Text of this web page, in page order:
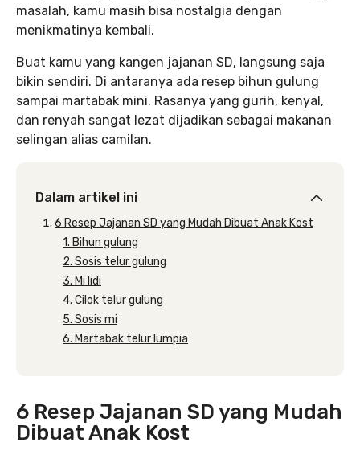
masalah, kamu masih bisa nostalgia dengan
menikmatinya kembali.
Buat kamu yang kangen jajanan SD, langsung saja
bikin sendiri. Di antaranya ada resep bihun gulung
sampai martabak mini. Rasanya yang gurih, kenyal,
dan renyah sangat lezat dijadikan sebagai makanan
selingan alias camilan.
Dalam artikel ini
6 Resep Jajanan SD yang Mudah Dibuat Anak Kost
1. Bihun gulung
2. Sosis telur gulung
3. Mi lidi
4. Cilok telur gulung
5. Sosis mi
6. Martabak telur lumpia
6 Resep Jajanan SD yang Mudah
Dibuat Anak Kost